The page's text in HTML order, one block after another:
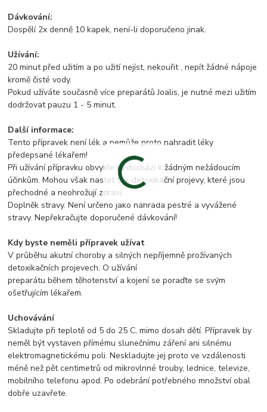
Dávkování:
Dospělí 2x denně 10 kapek, není-li doporučeno jinak.
Užívání:
20 minut před užitím a po užití nejíst, nekouřit , nepít žádné nápoje
kromě čisté vody.
Pokud užíváte současně více preparátů Joalis, je nutné mezi užitím
dodržovat pauzu 1 - 5 minut.
Další informace:
Tento přípravek není lék a nemůže proto nahradit léky
předepsané lékařem!
Při užívání přípravku obvykle nedochází k žádným nežádoucím
účinkům. Mohou však nastat tzv. detoxikační projevy, které jsou
přechodné a neohrožují zdraví.
Doplněk stravy. Není určeno jako náhrada pestré a vyvážené
stravy. Nepřekračujte doporučené dávkování!
Kdy byste neměli přípravek užívat
V průběhu akutní choroby a silných nepříjemně prožívaných
detoxikačních projevech. O užívání
preparátu během těhotenství a kojení se poraďte se svým
ošetřujícím lékařem.
Uchovávání
Skladujte při teplotě od 5 do 25 C, mimo dosah dětí. Přípravek by
neměl být vystaven přímému slunečnímu záření ani silnému
elektromagnetickému poli. Neskladujte jej proto ve vzdálenosti
méně než pět centimetrů od mikrovlnné trouby, lednice, televize,
mobilního telefonu apod. Po odebrání potřebného množství obal
dobře uzavřete.